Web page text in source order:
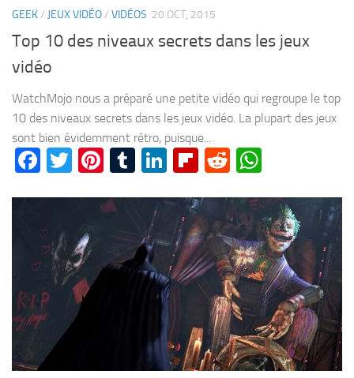
GEEK/ JEUX VIDÉO/ VIDÉOS 20 OCT, 2015
Top 10 des niveaux secrets dans les jeux
vidéo
WatchMojo nous a préparé une petite vidéo qui regroupe le top
10 des niveaux secrets dans les jeux vidéo. La plupart des jeux
sont bien évidemment rétro, puisque...
Facebook
Twitter
Pinterest
Tumblr
LinkedIn
Flipboard
Reddit